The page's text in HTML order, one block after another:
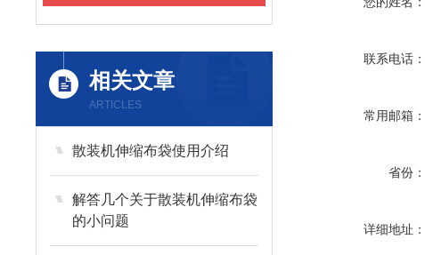
相关文章
ARTICLES
散装机伸缩布袋使用介绍
解答几个关于散装机伸缩布袋
的小问题
联系电话：
常用邮箱：
省份：
详细地址：